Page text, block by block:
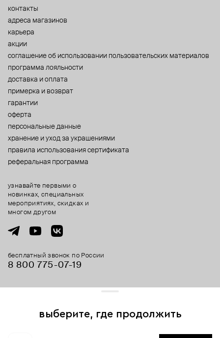
контакты
адреса магазинов
карьера
акции
cоглашение об использовании пользовательских материалов
программа лояльности
доставка и оплата
примерка и возврат
гарантии
оферта
персональные данные
хранение и уход за украшениями
правила использования сертификата
реферальная программа
бесплатный звонок по России
8 800 775⁠-07⁠-19
узнавайте первыми о
новинках, специальных
мероприятиях, скидках и
многом другом
выберите, где продолжить